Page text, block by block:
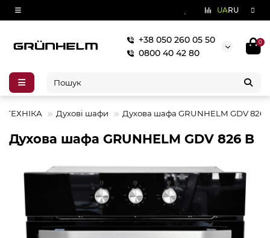
UARU
+38 050 260 05 50
0800 40 42 80
0
Духові шафи Духова шафа GRUNHELM GDV 826
Духова шафа GRUNHELM GDV 826 B